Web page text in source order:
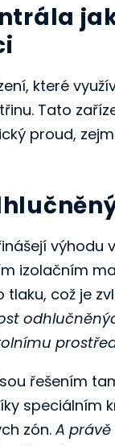
které
Tato
proud,
výhodu
izolačním
což je
řešením
speciálním
zón.A